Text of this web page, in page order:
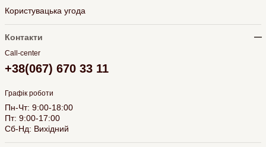
Користувацька угода
Контакти
Call-center
+38(067) 670 33 11
Графік роботи
Пн-Чт: 9:00-18:00
Пт: 9:00-17:00
Сб-Нд: Вихідний